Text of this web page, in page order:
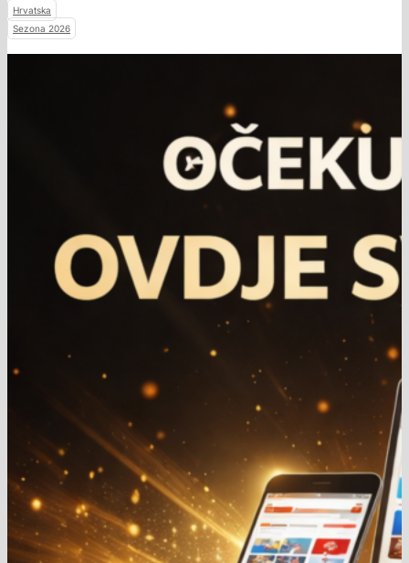
Hrvatska
Sezona 2026